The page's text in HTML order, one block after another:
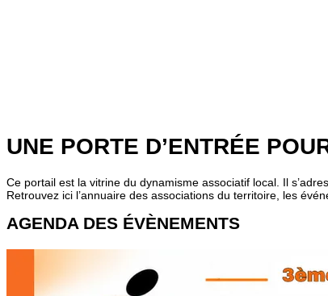
UNE PORTE D’ENTRÉE
Ce portail est la vitrine du dynamisme associatif local. Il
Retrouvez ici l’annuaire des associations du territoire, les
AGENDA DES ÉVÈNEMENTS